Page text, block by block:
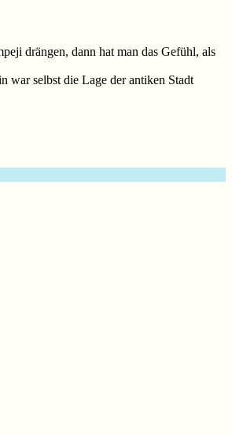
drängen, dann hat man das Gefühl, als
war selbst die Lage der antiken Stadt